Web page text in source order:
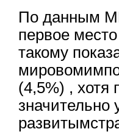
По данным
первое
такому
(4,5%) , хотя